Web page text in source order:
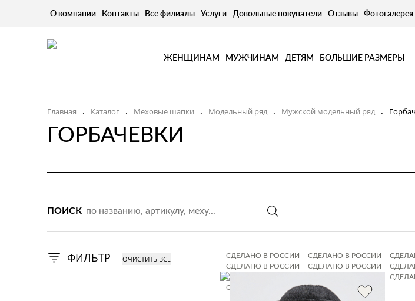
О компании Контакты Все филиалы Услуги Довольные покупатели Отзывы Фотогалерея
ЖЕНЩИНАМ МУЖЧИНАМ ДЕТЯМ БОЛЬШИЕ РАЗМЕРЫ
Главная . Каталог . Меховые шапки . Модельный ряд . Мужской модельный ряд .
ГОРБАЧЕВКИ
ПОИСК
ФИЛЬТР СДЕЛАНО В РОССИИ СДЕЛАНО В РОССИИ
СДЕЛАНО В РОССИИ
СДЕЛАНО В РОССИИ
СДЕЛАНО В РОССИИ
СДЕЛАНО В РОССИИ
СДЕЛАНО В РОССИИ